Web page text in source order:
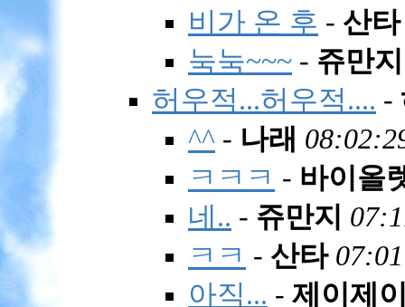
비가 온 후 - 산타
눅눅~~~ - 쥬만지
허우적...허우적.... -
^^ - 나래
ㅋㅋㅋ - 바이올
네.. - 쥬만지
ㅋㅋ - 산타
아직... - 제이제